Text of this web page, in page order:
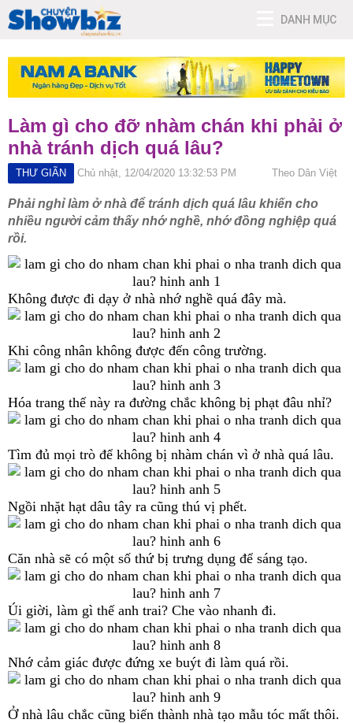
DANH MỤC
Làm gì cho đỡ nhàm chán khi phải ở
nhà tránh dịch quá lâu?
THƯ GIÃN Chủ nhật, 12/04/2020 13:32:53 PM Theo Dân Việt
Phải nghỉ làm ở nhà để tránh dịch quá lâu khiến cho
nhiều người cảm thấy nhớ nghề, nhớ đồng nghiệp quá
rồi.
Không được đi dạy ở nhà nhớ nghề quá đây mà.
Khi công nhân không được đến công trường.
Hóa trang thế này ra đường chắc không bị phạt đâu nhỉ?
Tìm đủ mọi trò để không bị nhàm chán vì ở nhà quá lâu.
Ngồi nhặt hạt dâu tây ra cũng thú vị phết.
Căn nhà sẽ có một số thứ bị trưng dụng để sáng tạo.
Úi giời, làm gì thế anh trai? Che vào nhanh đi.
Nhớ cảm giác được đứng xe buýt đi làm quá rồi.
Ở nhà lâu chắc cũng biến thành nhà tạo mẫu tóc mất thôi.